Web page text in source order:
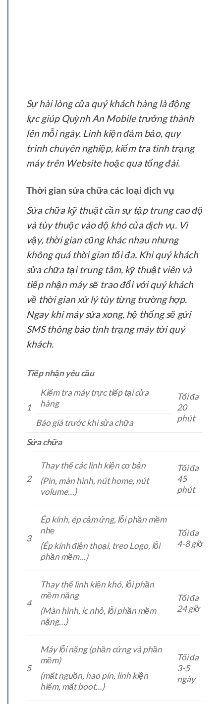
Sự hài lòng của quý khách hàng là động
lực giúp Quỳnh An Mobile trưởng thành
lên mỗi ngày. Linh kiện đảm bảo, quy
trình chuyên nghiệp, kiểm tra tình trạng
máy trên Website hoặc qua tổng đài.
Thời gian sửa chữa các loại dịch vụ
Sửa chữa kỹ thuật cần sự tập trung cao độ
và tùy thuộc vào độ khó của dịch vụ. Vì
vậy, thời gian cũng khác nhau nhưng
không quá thời gian tối đa. Khi quý khách
sửa chữa tại trung tâm, kỹ thuật viên và
tiếp nhận máy sẽ trao đổi với quý khách
về thời gian xử lý tùy từng trường hợp.
Ngay khi máy sửa xong, hệ thống sẽ gửi
SMS thông báo tình trạng máy tới quý
khách.
Tiếp nhận yêu cầu
1
Kiểm tra máy trực tiếp tại cửa
hàng
Tối đa
20
phút
Báo giá trước khi sửa chữa
Sửa chữa
2
Thay thế các linh kiện cơ bản
(Pin, màn hình, nút home, nút
volume…)
Tối đa
45
phút
3
Ép kính, ép cảm ứng, lỗi phần mềm
nhẹ
(Ép kính điện thoại, treo Logo, lỗi
phần mềm…)
Tối đa
4-8 giờ
4
Thay thế linh kiện khó, lỗi phần
mềm nặng
(Màn hình, ic nhỏ, lỗi phần mềm
nặng…)
Tối đa
24 giờ
5
Máy lỗi nặng (phần cứng và phần
mềm)
(mất nguồn, hao pin, linh kiện
hiếm, mất boot…)
Tối đa
3-5
ngày